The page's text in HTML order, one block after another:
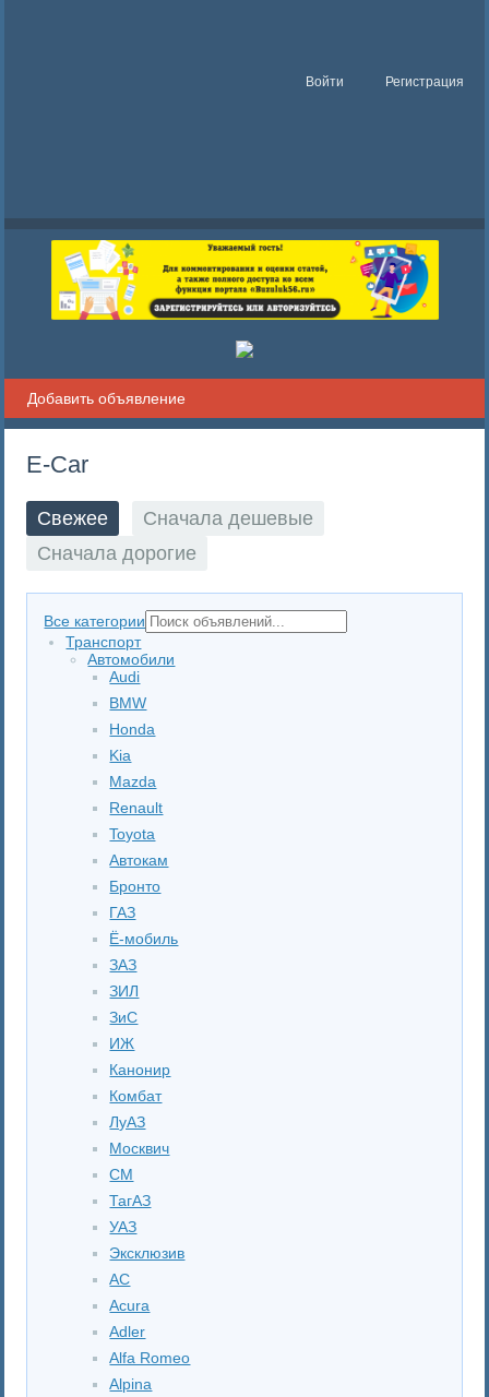
Войти Регистрация
Добавить объявление
E-Car
Свежее
Сначала дешевые
Сначала дорогие
Все категории
Транспорт
Автомобили
Audi
BMW
Honda
Kia
Mazda
Renault
Toyota
Автокам
Бронто
ГАЗ
Ё-мобиль
ЗАЗ
ЗИЛ
ЗиС
ИЖ
Канонир
Комбат
ЛуАЗ
Москвич
СМ
ТагАЗ
УАЗ
Эксклюзив
AC
Acura
Adler
Alfa Romeo
Alpina